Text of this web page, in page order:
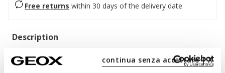
continua senza accettare | X
Free returns within 30 days of the delivery date
Description
A super-cushioned and breathable men's shoe, an authentic
blend of elegance and uncompromising comfort. In this